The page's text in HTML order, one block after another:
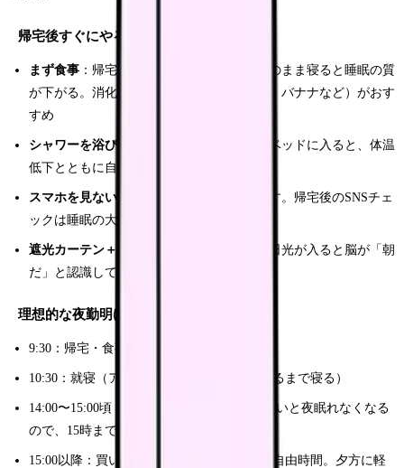
帰宅後すぐにやるべきこと
まず食事 ：帰宅後、軽い朝食を取る。空腹のまま寝ると睡眠の質
が下がる。消化の良いもの（うどん、雑炊、バナナなど）がおす
すめ
シャワーを浴びる
：体温を少し上げてからベッドに入ると、体温
低下とともに自然な眠気が訪れる
スマホを見ない ：ブルーライトが覚醒を促す。帰宅後のSNSチェ
ックは睡眠の大敵
遮光カーテン＋アイマスクで寝室を暗く
：日光が入ると脳が「朝
だ」と認識して眠れなくなる
理想的な夜勤明けのスケジュール
9:30：帰宅・食事・シャワー
10:30：就寝（アラームなし。自然に目覚めるまで寝る）
14:00〜15:00頃：起床。ここで無理に起きないと夜眠れなくなる
ので、15時までには起きる
15:00以降：買い物、趣味、友達と会うなど自由時間。夕方に軽